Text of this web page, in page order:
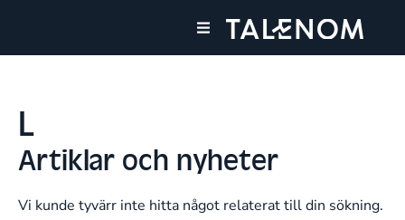
L
Artiklar och nyheter
Vi kunde tyvärr inte hitta något relaterat till din sökning.